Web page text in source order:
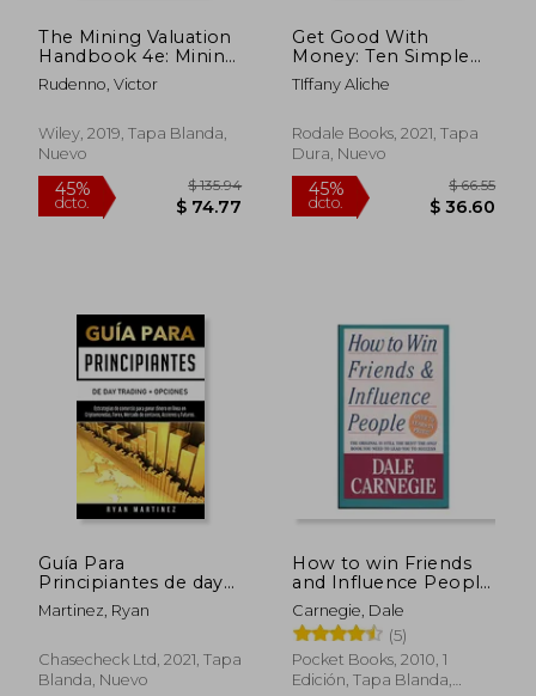
The Mining Valuation
Handbook 4e: Mining
and Energy Valuation
for Investors and
Inglés)
Rudenno, Victor
Wiley, 2019, Tapa Blanda,
Nuevo
45%
dcto. $ 74.77
Get Good With
Money: Ten Simple
Steps to Becoming
Financially Whole (en
TIffany Aliche
Rodale Books, 2021, Tapa
Dura, Nuevo
45%
dcto.
Guía Para
Principiantes de day
Trading + Opciones:
Estrategias de
Dinero en Línea en
Criptomonedas,
Martinez, Ryan
Chasecheck Ltd, 2021, Tapa
Blanda, Nuevo
How to win Friends
and Influence People
(Pocket Books) (en
Inglés)
Carnegie, Dale
(5)
Pocket Books, 2010, 1
Edición, Tapa Blanda,